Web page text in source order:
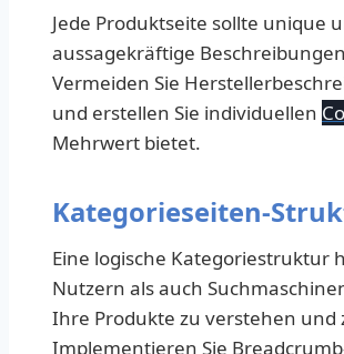
Jede Produktseite sollte unique
aussagekräftige
Vermeiden Sie
und erstellen Sie individuellen
Mehrwert bietet.
Kategorieseiten-
Eine logische Kategoriestruktur
Nutzern als auch
Ihre Produkte zu verstehen und
Implementieren Sie